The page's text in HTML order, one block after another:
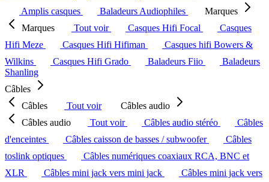
Amplis casques
Baladeurs Audiophiles
Marques
Marques
Tout voir Casques Hifi Focal
Casques
Hifi Meze
Casques Hifi Hifiman
Casques hifi Bowers &
Wilkins
Casques Hifi Grado Baladeurs Fiio
Baladeurs
Shanling
Câbles
Câbles
Tout voir
Câbles audio
Câbles audio
Tout voir Câbles audio stéréo
Câbles
d'enceintes
Câbles caisson de basses / subwoofer
Câbles
toslink optiques
Câbles numériques coaxiaux RCA, BNC et
XLR
Câbles mini jack vers mini jack
Câbles mini jack vers